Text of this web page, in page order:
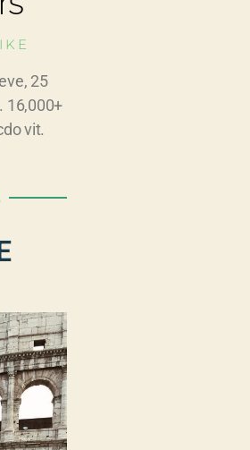
25
16,000+
vit.